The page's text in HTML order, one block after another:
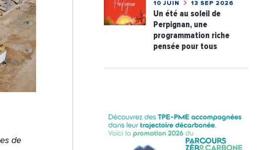
de
10 JUIN 13 SEP 2026
Un été au soleil de
Perpignan, une
programmation riche
pensée pour tous